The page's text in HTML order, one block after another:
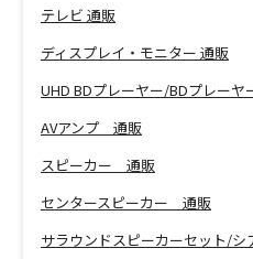
テレビ 通販
ディスプレイ・モニター 通販
AVアンプ 通販
スピーカー 通販
センタースピーカー 通販